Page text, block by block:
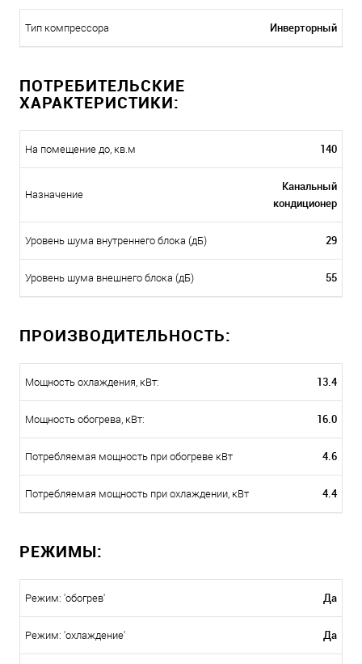
Тип компрессора Инверторный
ПОТРЕБИТЕЛЬСКИЕ
ХАРАКТЕРИСТИКИ:
На помещение до, кв.м 140
Назначение
Канальный
кондиционер
Уровень шума внутреннего блока (дБ) 29
Уровень шума внешнего блока (дБ) 55
ПРОИЗВОДИТЕЛЬНОСТЬ:
Мощность охлаждения, кВт: 13.4
Мощность обогрева, кВт: 16.0
Потребляемая мощность при обогреве кВт 4.6
Потребляемая мощность при охлаждении, кВт 4.4
РЕЖИМЫ:
Режим: 'обогрев' Да
Режим: 'охлаждение' Да